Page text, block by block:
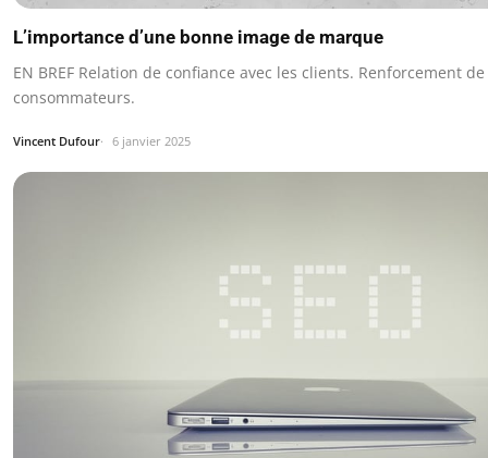
L’importance d’une bonne image de marque
EN BREF Relation de confiance avec les clients. Renforcement
consommateurs.
Vincent Dufour 6 janvier 2025